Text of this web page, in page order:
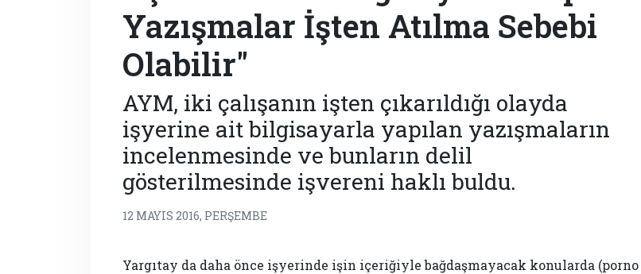
Yazışmalar İşten Atılma Sebebi
Olabilir"
AYM, iki çalışanın işten çıkarıldığı olayda
işyerine ait bilgisayarla yapılan yazışmaların
incelenmesinde ve bunların delil
gösterilmesinde işvereni haklı buldu.
12 MAYIS 2016, PERŞEMBE
Yargıtay da daha önce işyerinde işin içeriğiyle bağdaşmayacak konularda (porno